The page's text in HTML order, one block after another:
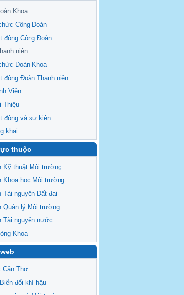
Mekong Delta
in flood-based farming
the Vietnamese upstream
định
Đảng bộ khoa
Khoa
Công Đoàn
động Công Đoàn
niên
Đoàn Khoa
động Đoàn Thanh niên
Viên
Thiệu
động và sự kiện
khai
thuộc
Kỹ thuật Môi trường
Khoa học Môi trường
Tài nguyên Đất đai
Quản lý Môi trường
Tài nguyên nước
Khoa
Cần Thơ
đổi khí hậu